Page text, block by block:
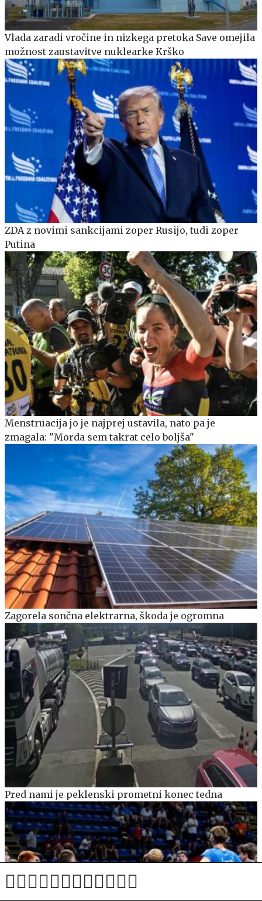
Vlada zaradi vročine in nizkega pretoka Save omejila
možnost zaustavitve nuklearke Krško
ZDA z novimi sankcijami zoper Rusijo, tudi zoper
Putina
Menstruacija jo je najprej ustavila, nato pa je
zmagala: "Morda sem takrat celo boljša"
Zagorela sončna elektrarna, škoda je ogromna
Pred nami je peklenski prometni konec tedna